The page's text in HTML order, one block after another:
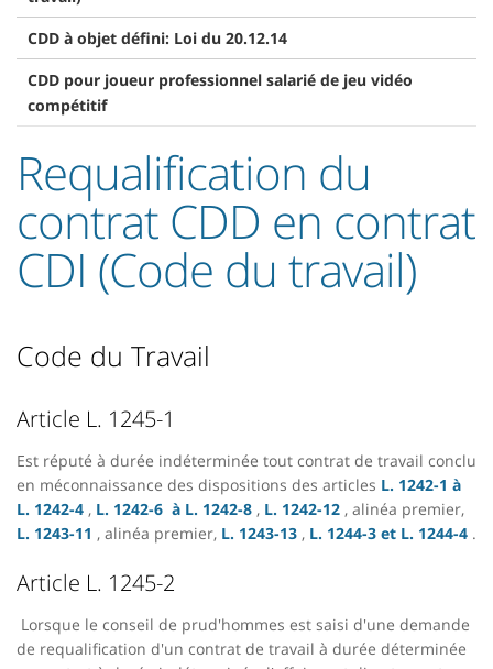
CDD à objet défini: Loi du 20.12.14
CDD pour joueur professionnel salarié de jeu vidéo
compétitif
Requalification du
contrat CDD en contrat
CDI (Code du travail)
Code du Travail
Article L. 1245-1
Est réputé à durée indéterminée tout contrat de travail conclu
en méconnaissance des dispositions des articles L. 1242-1 à
L. 1242-4 , L. 1242-6 à L. 1242-8 , L. 1242-12 , alinéa premier,
L. 1243-11 , alinéa premier, L. 1243-13 , L. 1244-3 et L. 1244-4 .
Article L. 1245-2
Lorsque le conseil de prud'hommes est saisi d'une demande
de requalification d'un contrat de travail à durée déterminée